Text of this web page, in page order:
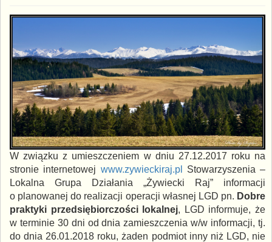
W związku z umieszczeniem w dniu 27.12.2017 roku na
stronie internetowej www.zywieckiraj.pl
Stowarzyszenia –
Lokalna Grupa Działania „Żywiecki Raj” informacji
o planowanej do realizacji operacji własnej LGD pn. Dobre
praktyki przedsiębiorczości lokalnej, LGD informuje, że
w terminie 30 dni od dnia zamieszczenia w/w informacji, tj.
do dnia 26.01.2018 roku, żaden podmiot inny niż LGD, nie